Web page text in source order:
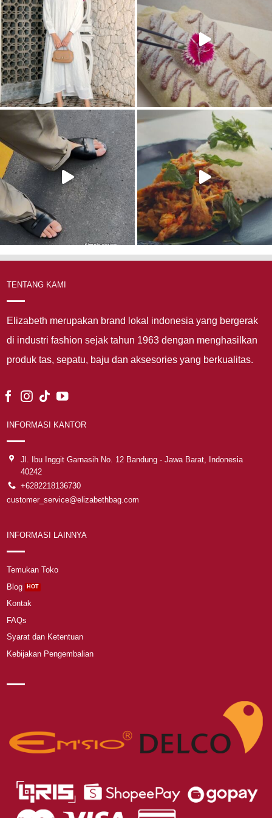
TENTANG KAMI
Elizabeth merupakan brand lokal indonesia yang bergerak
di industri fashion sejak tahun 1963 dengan menghasilkan
produk tas, sepatu, baju dan aksesories yang berkualitas.
INFORMASI KANTOR
Jl. Ibu Inggit Garnasih No. 12 Bandung - Jawa Barat, Indonesia
40242
+6282218136730
customer_service@elizabethbag.com
INFORMASI LAINNYA
Temukan Toko
Blog
Kontak
FAQs
Syarat dan Ketentuan
Kebijakan Pengembalian